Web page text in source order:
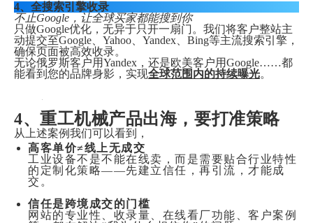
4、全搜索引擎收录
不止Google，让全球买家都能搜到你
只做Google优化，无异于只开一扇门。我们将客户整站主
动提交至Google、Yahoo、Yandex、Bing等主流搜索引擎，
确保页面被高效收录。
无论俄罗斯客户用Yandex，还是欧美客户用Google……都
能看到您的品牌身影，实现全球范围内的持续曝光。
4、重工机械产品出海，要打准策略
从上述案例我们可以看到，
高客单价≠线上无成交
工业设备不是不能在线卖，而是需要贴合行业特性
的定制化策略——先建立信任，再引流，才能成
交。
信任是跨境成交的门槛
网站的专业性、收录量、在线看厂功能、客户案例